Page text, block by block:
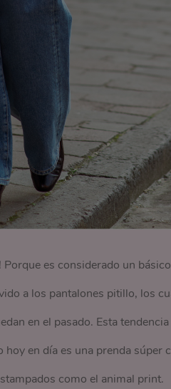
Porque es considerado un
a los pantalones pitillo, los
en el pasado. Esta
en día es una prenda súper
como el animal print.